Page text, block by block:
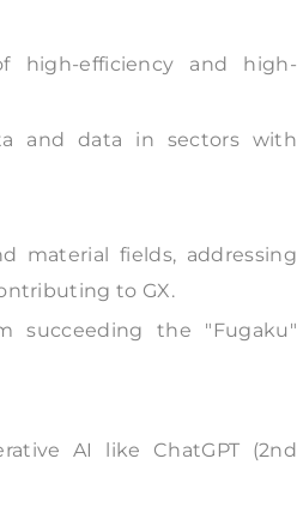
high-efficiency and high-
and data in sectors with
material fields, addressing
to GX.
succeeding the "Fugaku"
AI like ChatGPT (2nd